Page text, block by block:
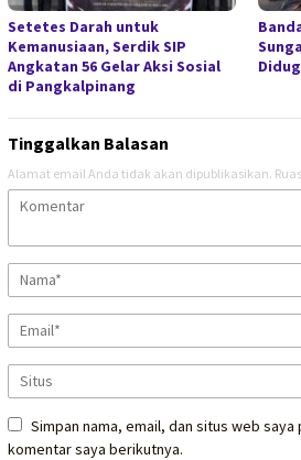
Setetes Darah untuk
Kemanusiaan, Serdik SIP
Angkatan 56 Gelar Aksi Sosial
di Pangkalpinang
Tinggalkan Balasan
Alamat email Anda tidak akan dipublikasikan.
Simpan nama, email, dan situs web
komentar saya berikutnya.